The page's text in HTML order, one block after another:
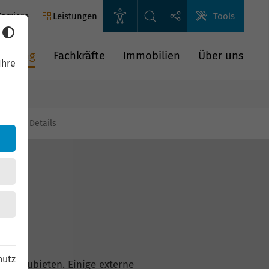
Leistungen Tools
Fachkräfte Immobilien Über uns
Details
anzubieten. Einige externe